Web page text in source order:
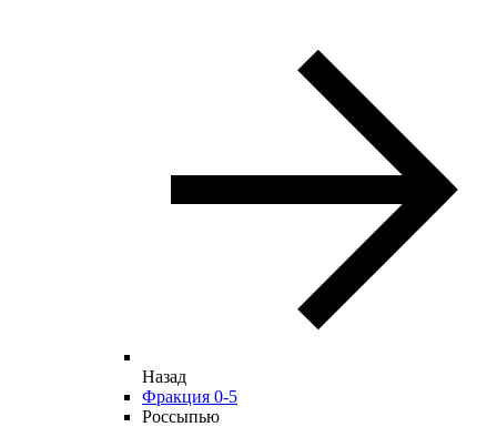
Назад
Фракция 0-5
Россыпью